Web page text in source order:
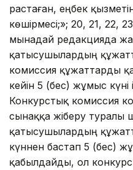
растаған, еңбек
көшірмесі;»; 20, 21, 22,
мынадай редакцияда
қатысушылардың
комиссия құжаттарды
кейін 5 (бес) жұмыс күні
Конкурстық комиссия
сынаққа жіберу туралы
қатысушылардың
күннен бастап 5 (бес)
қабылдайды, ол